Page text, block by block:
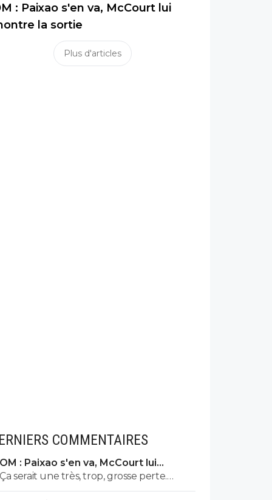
: Paixao s'en va, McCourt lui
la sortie
Plus d'articles
COMMENTAIRES
OM : Paixao s'en va, McCourt lui
montre la sortie
Ça serait une très, trop, grosse perte.
Surtout pour y mettre Gouiri, que j'aime